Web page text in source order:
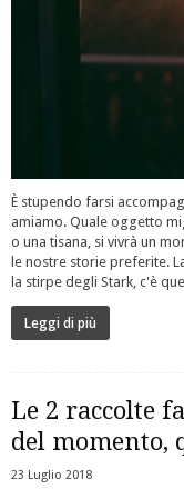
È stupendo farsi
amiamo. Quale oggetto
o una tisana, si vivrà un
le nostre storie preferite.
la stirpe degli Stark, c'è
Leggi di più
Le 2 raccolte
del momento,
23 Luglio 2018